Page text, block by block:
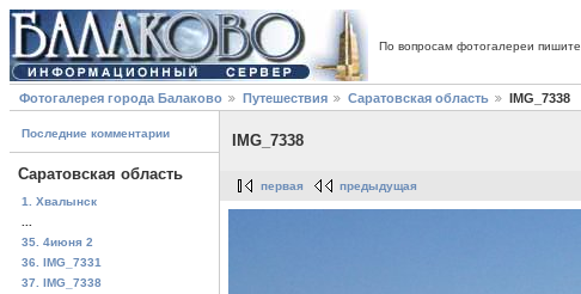
По вопросам фотогалереи пишите
Фотогалерея города Балаково Путешествия Саратовская область IMG_7338
Последние комментарии
Саратовская область
1. Хвалынск
35. 4июня 2
36. IMG_7331
37. IMG_7338
IMG_7338
первая предыдущая